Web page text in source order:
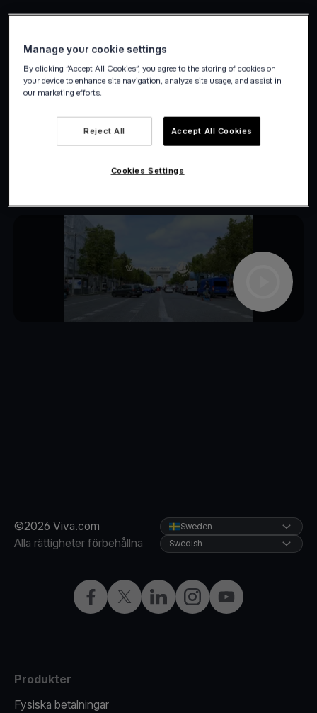
Petit Bateau x Viva.com
köpupplevelse. Genom att länka dina
försäljningskanaler kan du enkelt möta alla
kunders behov.
©2026 Viva.com
Alla rättigheter förbehållna
Facebook
X LinkedInInstagramYouTube
Sweden
Swedish
Produkter
Fysiska betalningar
Manage your cookie settings
By clicking “Accept All Cookies”, you agree to the storing of cookies on
your device to enhance site navigation, analyze site usage, and assist in
our marketing efforts.
Reject All Accept All Cookies
Cookies Settings